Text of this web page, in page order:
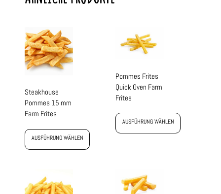
Steakhouse
Pommes 15 mm
Farm Frites
AUSFÜHRUNG WÄHLEN
Pommes Frites
Quick Oven Farm
Frites
AUSFÜHRUNG WÄHLEN